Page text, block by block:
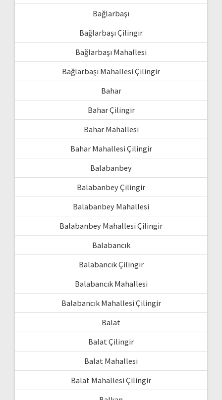
Bağlarbaşı
Bağlarbaşı Çilingir
Bağlarbaşı Mahallesi
Bağlarbaşı Mahallesi Çilingir
Bahar
Bahar Çilingir
Bahar Mahallesi
Bahar Mahallesi Çilingir
Balabanbey
Balabanbey Çilingir
Balabanbey Mahallesi
Balabanbey Mahallesi Çilingir
Balabancık
Balabancık Çilingir
Balabancık Mahallesi
Balabancık Mahallesi Çilingir
Balat
Balat Çilingir
Balat Mahallesi
Balat Mahallesi Çilingir